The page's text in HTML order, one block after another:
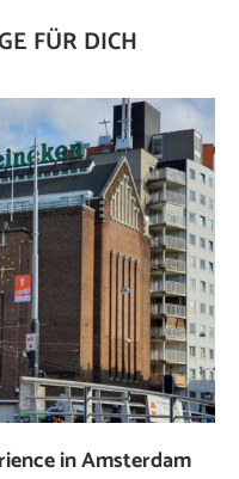
FÜR DICH
in Amsterdam